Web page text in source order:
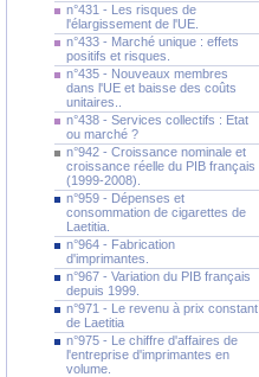
n°431 - Les risques de
l'élargissement de l'UE.
n°433 - Marché unique : effets
positifs et risques.
n°435 - Nouveaux membres
dans l'UE et baisse des coûts
unitaires..
n°438 - Services collectifs : Etat
ou marché ?
n°942 - Croissance nominale et
croissance réelle du PIB français
(1999-2008).
n°959 - Dépenses et
consommation de cigarettes de
Laetitia.
n°964 - Fabrication
d'imprimantes.
n°967 - Variation du PIB français
depuis 1999.
n°971 - Le revenu à prix constant
de Laetitia
n°975 - Le chiffre d'affaires de
l'entreprise d'imprimantes en
volume.